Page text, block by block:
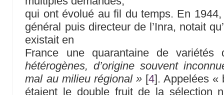
qui ont évolué au fil du temps. En
général puis directeur de l’Inra, notait
existait en
France une quarantaine de
hétérogènes, d’origine souvent
mal au milieu régional »[4]. Appelées «
étaient le double fruit de la sélection